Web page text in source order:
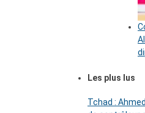
Les plus lus
Tchad :